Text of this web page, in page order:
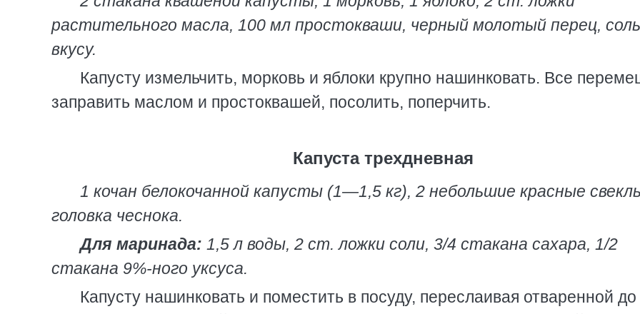
растительного масла, 100 мл простокваши, черный молотый перец,
вкусу.
Капусту измельчить, морковь и яблоки крупно нашинковать. Все
заправить маслом и простоквашей, посолить, поперчить.
Капуста трехдневная
1 кочан белокочанной капусты (1—1,5 кг), 2 небольшие красные
головка чеснока.
Для маринада: 1,5 л воды, 2 ст. ложки соли, 3/4 стакана сахара, 1/2
стакана 9%-ного уксуса.
Капусту нашинковать и поместить в посуду, переслаивая отваренной до